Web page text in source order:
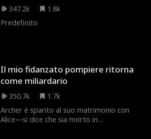
347.2k
1.8k
Predefinito
Il mio fidanzato pompiere ritorna
come miliardario
350.7k
1.7k
Archer è sparito al suo matrimonio con
Alice—si dice che sia morto in